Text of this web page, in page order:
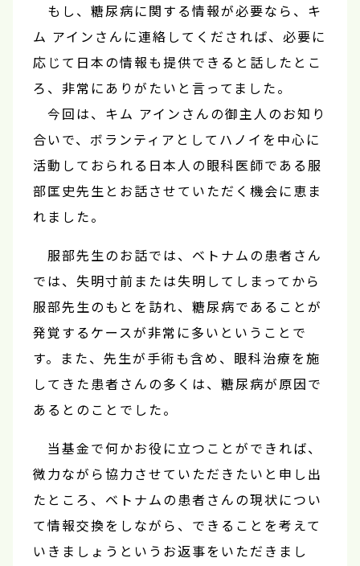
もし、糖尿病に関する情報が必要なら、キ
ム アインさんに連絡してくだされば、必要に
応じて日本の情報も提供できると話したとこ
ろ、非常にありがたいと言ってました。
今回は、キム アインさんの御主人のお知り
合いで、ボランティアとしてハノイを中心に
活動しておられる日本人の眼科医師である服
部匡史先生とお話させていただく機会に恵ま
れました。
服部先生のお話では、ベトナムの患者さん
では、失明寸前または失明してしまってから
服部先生のもとを訪れ、糖尿病であることが
発覚するケースが非常に多いということで
す。また、先生が手術も含め、眼科治療を施
してきた患者さんの多くは、糖尿病が原因で
あるとのことでした。
当基金で何かお役に立つことができれば、
微力ながら協力させていただきたいと申し出
たところ、ベトナムの患者さんの現状につい
て情報交換をしながら、できることを考えて
いきましょうというお返事をいただきまし